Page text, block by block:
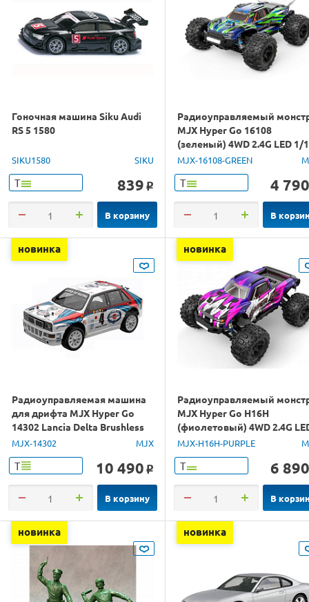
Гоночная машина Siku Audi
RS 5 1580
SIKU1580 SIKU
Т 839 o
В корзину
Радиоуправляемый
MJX Hyper Go 16108
(зеленый) 4WD 2.4G LED 1/
RTR
MJX-16108-GREEN
Т 4 790
В
новинка
Радиоуправляемая машина
для дрифта MJX Hyper Go
14302 Lancia Delta Brushless
4WD 2.4G LED 1/14 RTR
MJX-14302 MJX
Т 10 490 o
В корзину
новинка
Радиоуправляемый
MJX Hyper Go H16H
(фиолетовый) 4WD 2.4G
GPS 1/16 RTR
MJX-H16H-PURPLE
Т 6 890
В
новинка новинка